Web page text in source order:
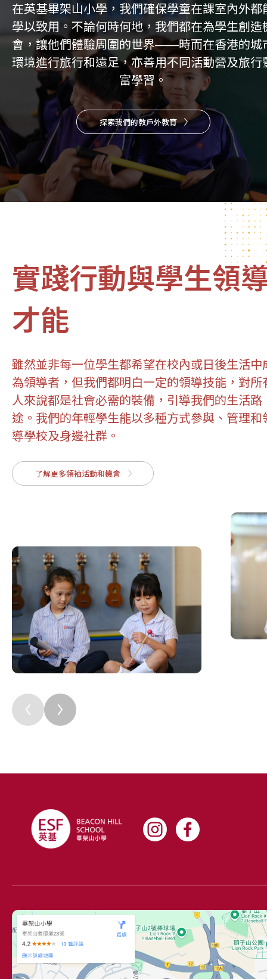
在英基畢架山小學，我們確保學童在課室內外都
學以致用。不論何時何地，我們都在為學生創造
會，讓他們體驗周圍的世界——時而在香港的城
環境進行旅行和遠足，亦善用不同活動營及旅行
富學習。
探索我們的教戶外教育
實踐行動與學生領
才能
雖然並非每一位學生都希望在校內或日後生活中
為領導者，但我們都明白一定的領導技能，對所
人來說都是社會必需的裝備，引導我們的生活路
途。我們的年輕學生能以多種方式參與、管理和
導學校及身邊社群。
了解更多領袖活動和機會